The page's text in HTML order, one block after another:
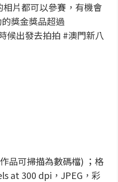
片都可以參賽，有機會
獎金獎品超過
候出發去拍拍 #澳門新八
品可掃描為數碼檔) ；格
at 300 dpi，JPEG，彩